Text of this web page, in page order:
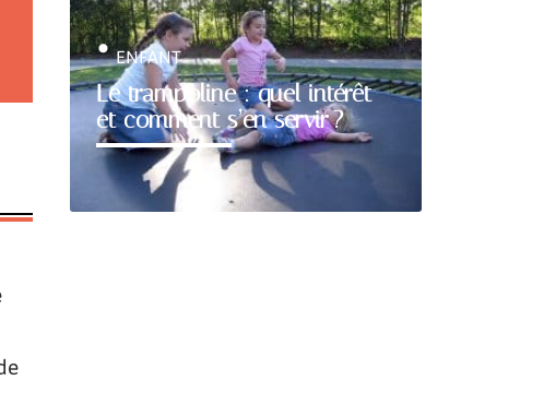
Le trampoline : quel intérêt
et comment s’en servir ?
ENFANT